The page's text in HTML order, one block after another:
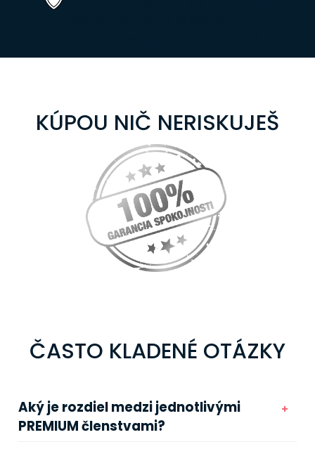
KÚPOU NIČ NERISKUJEŠ
ČASTO KLADENÉ OTÁZKY
Aký je rozdiel medzi jednotlivými
PREMIUM členstvami?